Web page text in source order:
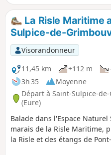
La Risle Maritime
Sulpice-de-
Visorandonneur
11,45 km
+112 m
3h 35
Moyenne
Départ à Saint-Sulpice-
(Eure)
Balade dans l'Espace Naturel
marais de la Risle Maritime,
la Risle et des étangs de